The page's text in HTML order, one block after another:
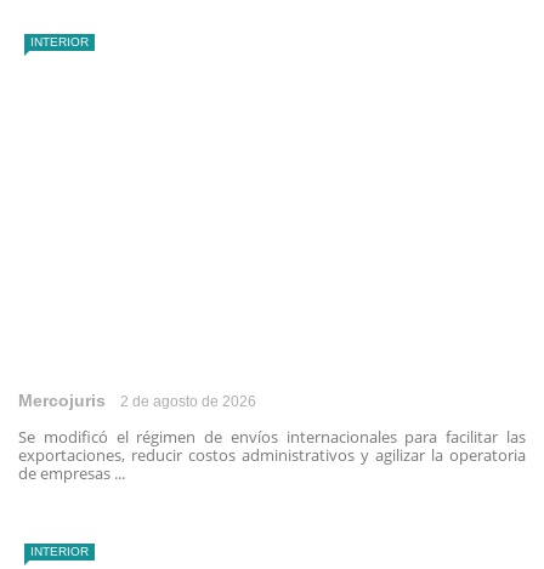
INTERIOR
Mercojuris 2 de agosto de 2026
Se modificó el régimen de envíos internacionales para facilitar las
exportaciones, reducir costos administrativos y agilizar la operatoria
de empresas ...
INTERIOR